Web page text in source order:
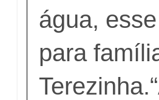
água,
para